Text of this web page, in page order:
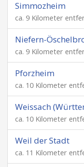
Simmozheim
ca. 9 Kilometer
Niefern-
ca. 9 Kilometer
Pforzheim
ca. 10 Kilometer
Weissach
ca. 10 Kilometer
Weil der Stadt
ca. 11 Kilometer